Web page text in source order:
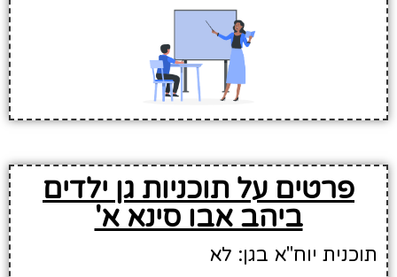
פרטים על תוכניות גן ילדים
ביהב אבו סינא א'
תוכנית יוח"א בגן: לא